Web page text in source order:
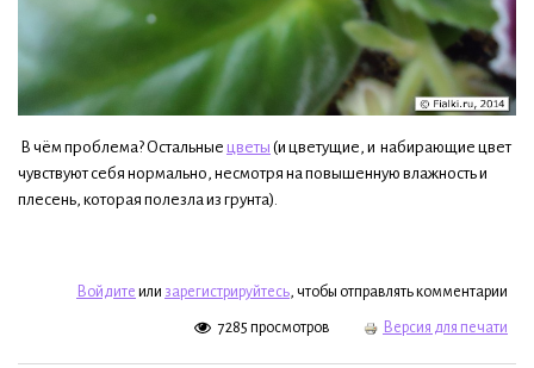
В чём проблема? Остальные цветы (и цветущие, и набирающие цвет
чувствуют себя нормально, несмотря на повышенную влажность и
плесень, которая полезла из грунта).
Войдите или зарегистрируйтесь, чтобы отправлять комментарии
7285 просмотров Версия для печати